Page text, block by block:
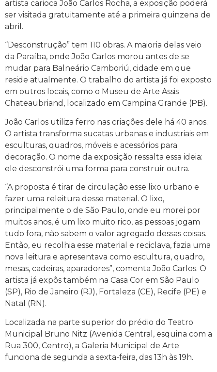
artista carioca João Carlos Rocha, a exposição poderá
ser visitada gratuitamente até a primeira quinzena de
abril.
“Desconstrução” tem 110 obras. A maioria delas veio
da Paraíba, onde João Carlos morou antes de se
mudar para Balneário Camboriú, cidade em que
reside atualmente. O trabalho do artista já foi exposto
em outros locais, como o Museu de Arte Assis
Chateaubriand, localizado em Campina Grande (PB).
João Carlos utiliza ferro nas criações dele há 40 anos.
O artista transforma sucatas urbanas e industriais em
esculturas, quadros, móveis e acessórios para
decoração. O nome da exposição ressalta essa ideia:
ele desconstrói uma forma para construir outra.
“A proposta é tirar de circulação esse lixo urbano e
fazer uma releitura desse material. O lixo,
principalmente o de São Paulo, onde eu morei por
muitos anos, é um lixo muito rico, as pessoas jogam
tudo fora, não sabem o valor agregado dessas coisas.
Então, eu recolhia esse material e reciclava, fazia uma
nova leitura e apresentava como escultura, quadro,
mesas, cadeiras, aparadores”, comenta João Carlos. O
artista já expôs também na Casa Cor em São Paulo
(SP), Rio de Janeiro (RJ), Fortaleza (CE), Recife (PE) e
Natal (RN).
Localizada na parte superior do prédio do Teatro
Municipal Bruno Nitz (Avenida Central, esquina com a
Rua 300, Centro), a Galeria Municipal de Arte
funciona de segunda a sexta-feira, das 13h às 19h.